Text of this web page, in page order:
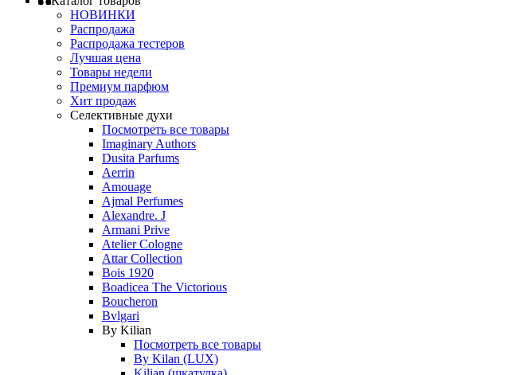
НОВИНКИ
Распродажа
Распродажа тестеров
Лучшая цена
Товары недели
Премиум парфюм
Хит продаж
Селективные духи
Посмотреть все товары
Imaginary Authors
Dusita Parfums
Aerrin
Amouage
Ajmal Perfumes
Alexandre. J
Armani Prive
Atelier Cologne
Attar Collection
Bois 1920
Boadicea The Victorious
Boucheron
Bvlgari
By Kilian
Посмотреть все товары
By Kilan (LUX)